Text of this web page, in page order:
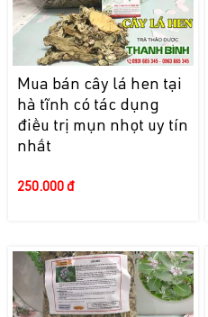
Mua bán cây lá hen tại
hà tĩnh có tác dụng
điều trị mụn nhọt uy tín
nhất
250.000 đ